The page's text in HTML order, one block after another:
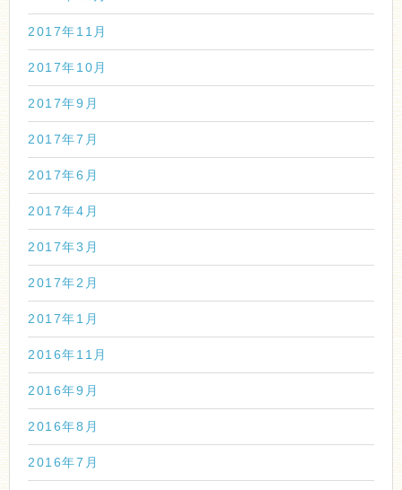
2017年11月
2017年10月
2017年9月
2017年7月
2017年6月
2017年4月
2017年3月
2017年2月
2017年1月
2016年11月
2016年9月
2016年8月
2016年7月